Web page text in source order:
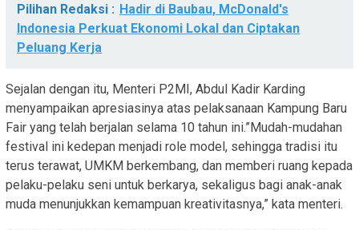
Pilihan Redaksi : Hadir di Baubau, McDonald's
Indonesia Perkuat Ekonomi Lokal dan Ciptakan
Peluang Kerja
Sejalan dengan itu, Menteri P2MI, Abdul Kadir Karding
menyampaikan apresiasinya atas pelaksanaan Kampung Baru
Fair yang telah berjalan selama 10 tahun ini.”Mudah-mudahan
festival ini kedepan menjadi role model, sehingga tradisi itu
terus terawat, UMKM berkembang, dan memberi ruang kepada
pelaku-pelaku seni untuk berkarya, sekaligus bagi anak-anak
muda menunjukkan kemampuan kreativitasnya,” kata menteri.